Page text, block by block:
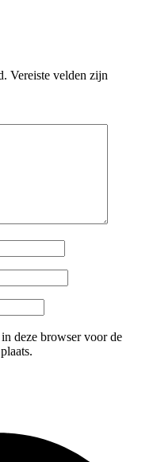
Vereiste velden zijn
deze browser voor de